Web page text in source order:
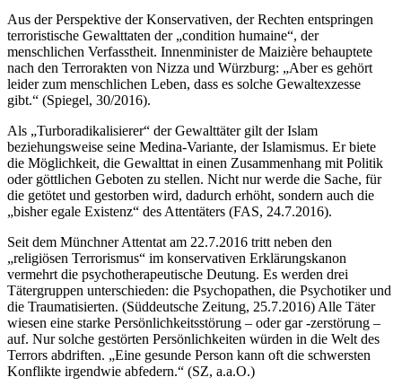
Aus der Perspektive der Konservativen, der Rechten entspringen
terroristische Gewalttaten der „condition humaine“, der
menschlichen Verfasstheit. Innenminister de Maizière behauptete
nach den Terrorakten von Nizza und Würzburg: „Aber es gehört
leider zum menschlichen Leben, dass es solche Gewaltexzesse
gibt.“ (Spiegel, 30/2016).
Als „Turboradikalisierer“ der Gewalttäter gilt der Islam
beziehungsweise seine Medina-Variante, der Islamismus. Er biete
die Möglichkeit, die Gewalttat in einen Zusammenhang mit Politik
oder göttlichen Geboten zu stellen. Nicht nur werde die Sache, für
die getötet und gestorben wird, dadurch erhöht, sondern auch die
„bisher egale Existenz“ des Attentäters (FAS, 24.7.2016).
Seit dem Münchner Attentat am 22.7.2016 tritt neben den
„religiösen Terrorismus“ im konservativen Erklärungskanon
vermehrt die psychotherapeutische Deutung. Es werden drei
Tätergruppen unterschieden: die Psychopathen, die Psychotiker und
die Traumatisierten. (Süddeutsche Zeitung, 25.7.2016) Alle Täter
wiesen eine starke Persönlichkeitsstörung – oder gar -zerstörung –
auf. Nur solche gestörten Persönlichkeiten würden in die Welt des
Terrors abdriften. „Eine gesunde Person kann oft die schwersten
Konflikte irgendwie abfedern.“ (SZ, a.a.O.)